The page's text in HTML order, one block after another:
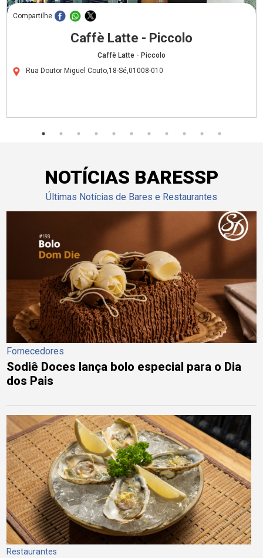
Compartilhe
Caffè Latte - Piccolo
Caffè Latte - Piccolo
Rua Doutor Miguel Couto,18-Sé,01008-010
NOTÍCIAS BARESSP
Últimas Notícias de Bares e Restaurantes
Fornecedores
Sodiê Doces lança bolo especial para o Dia
dos Pais
Restaurantes